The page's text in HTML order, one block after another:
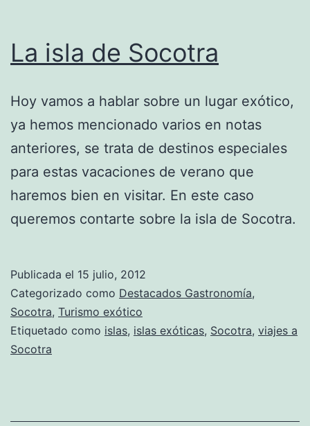
La isla de Socotra
Hoy vamos a hablar sobre un lugar exótico,
ya hemos mencionado varios en notas
anteriores, se trata de destinos especiales
para estas vacaciones de verano que
haremos bien en visitar. En este caso
queremos contarte sobre la isla de Socotra.
Publicada el 15 julio, 2012
Categorizado como Destacados Gastronomía,
Socotra, Turismo exótico
Etiquetado como islas, islas exóticas, Socotra, viajes a
Socotra